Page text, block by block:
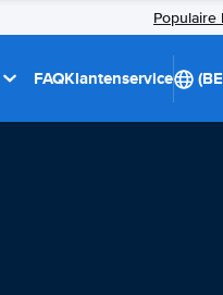
Populaire
FAQKlantenservice